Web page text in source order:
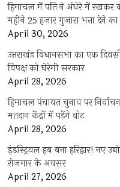
हिमाचल में पति ने अंधेरे में रखकर
महीने 25 हजार गुजारा भत्ता देने
April 30, 2026
उत्तराखंड विधानसभा का एक
विपक्ष को घेरेगी सरकार
April 28, 2026
हिमाचल पंचायत चुनाव पर
मतदान केंद्रों में पड़ेंगे वोट
April 28, 2026
इंडस्ट्रियल हब बना हरिद्वार!
रोजगार के अवसर
April 27, 2026